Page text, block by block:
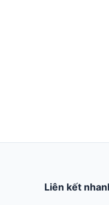
Liên kết